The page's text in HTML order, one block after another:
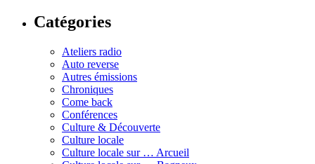
Catégories
Ateliers radio
Auto reverse
Autres émissions
Chroniques
Come back
Conférences
Culture & Découverte
Culture locale
Culture locale sur … Arcueil